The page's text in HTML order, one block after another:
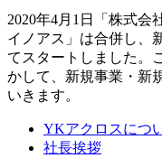
2020年4月1日「株式
イノアス」は合併し、
てスタートしました。
かして、新規事業・新
いきます。
YKアクロスにつ
社長挨拶